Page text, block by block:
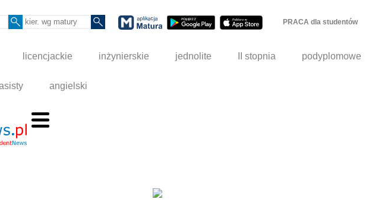
PRACA dla studentów
licencjackie inżynierskie jednolite II stopnia podyplomowe
angielski